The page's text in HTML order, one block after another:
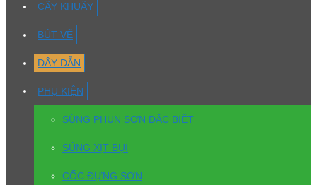
CÂY KHUẤY
BÚT VẼ
DÂY DẪN
PHỤ KIỆN
SÚNG PHUN SƠN ĐẶC BIỆT
SÚNG XỊT BỤI
CỐC ĐỰNG SƠN